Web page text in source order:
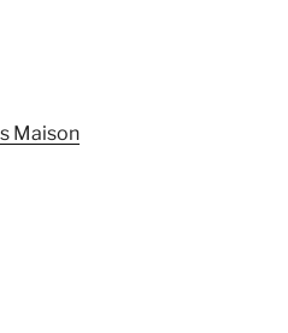
Maison